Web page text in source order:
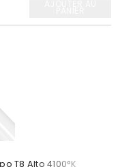
T8 Alto 4100°K